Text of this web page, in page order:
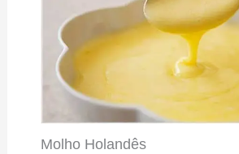
Molho Holandês